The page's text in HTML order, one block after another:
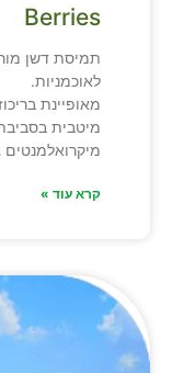
Berries
תמיסת דשן
לאוכמניות.
מאופיינת
מיטבית
מיקרואלמנטים
קרא עוד »